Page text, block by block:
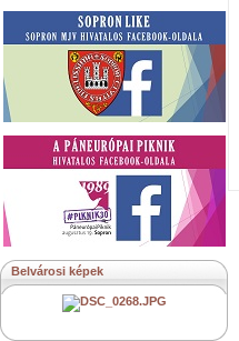
Közérdekű információk
Testvérvárosok
Belvárosi képek